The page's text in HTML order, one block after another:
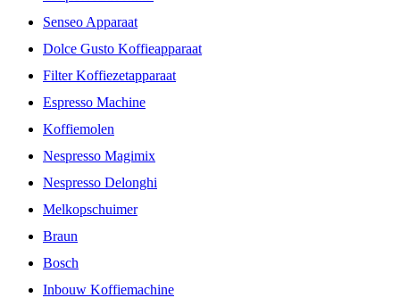
Senseo Apparaat
Dolce Gusto Koffieapparaat
Filter Koffiezetapparaat
Espresso Machine
Koffiemolen
Nespresso Magimix
Nespresso Delonghi
Melkopschuimer
Braun
Bosch
Inbouw Koffiemachine